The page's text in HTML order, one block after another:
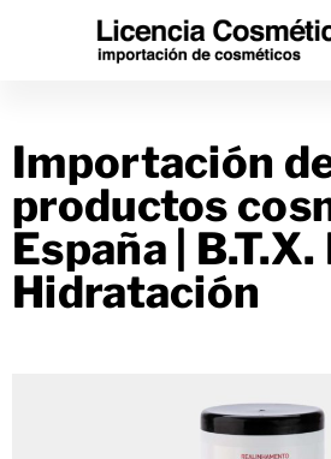
Importación
productos
España |
Hidratación